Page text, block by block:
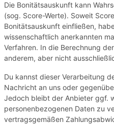
Die Bonitätsauskunft kann
(sog. Score-Werte). Soweit
Bonitätsauskunft einfließen,
wissenschaftlich anerkannten
Verfahren. In die Berechnung
anderem, aber nicht
Du kannst dieser Verarbeitung
Nachricht an uns oder
Jedoch bleibt der Anbieter ggf.
personenbezogenen Daten zu
vertragsgemäßen